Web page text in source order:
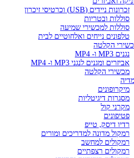
זכרונות ניידים (USB) וכרטיסי זיכרון
סוללות ובטריות
סוללות למכשירי שמיעה
טלפונים נייחים ואלחוטיים לבית
הקלטה
נגנים MP3 ו- MP4
אביזרים ומגנים לנגני MP3 ו- MP4
מכשירי הקלטה
מיקרופונים
מסגרות דיגיטליות
מקרני קול
פטיפונים
רדיו דיסק, טייפ
רמקול מדונה למדריכים ומורים
רמקולים למחשב
רמקולים רצפתיים